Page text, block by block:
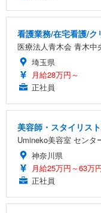
看護業務/在宅看護/
医療法人青木会 青木中
埼玉県
月給28万円～
正社員
美容師・スタイリス
Umineko美容室 センタ
神奈川県
月給25万円～63万
正社員